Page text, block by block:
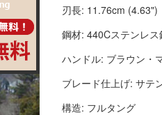
刃長: 11.76cm (4.63")
鋼材: 440Cステンレ
ハンドル: ブラウン・
ブレード仕上げ: サテ
構造: フルタング